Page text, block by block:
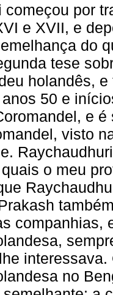
começou por
e XVII, e
do
tese
holandês,
50 e
e
visto
o meu
companhias,
no